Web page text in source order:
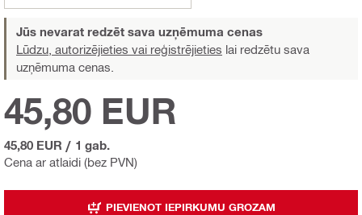
Jūs nevarat redzēt sava uzņēmuma cenas
Lūdzu, autorizējieties vai reģistrējieties lai redzētu sava
uzņēmuma cenas.
Cena ar atlaidi (bez PVN)
45,80 EUR
45,80 EUR / 1 gab.
PIEVIENOT IEPIRKUMU GROZAM